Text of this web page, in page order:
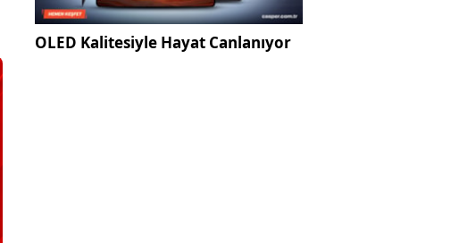
OLED Kalitesiyle Hayat Canlanıyor